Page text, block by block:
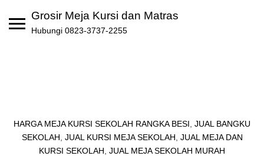
Grosir Meja Kursi dan Matras
Hubungi 0823-3737-2255
HARGA MEJA KURSI SEKOLAH RANGKA BESI JUAL BANGKU
SEKOLAH JUAL KURSI MEJA SEKOLAH JUAL MEJA DAN
KURSI SEKOLAH JUAL MEJA SEKOLAH MURAH